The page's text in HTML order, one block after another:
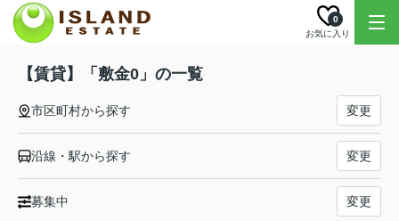
お気に入り
0
【賃貸】「敷金0」の一覧
市区町村から探す 変更
沿線・駅から探す 変更
募集中 変更